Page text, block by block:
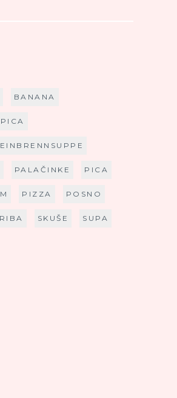
BANANA
EINBRENNSUPPE
PALAČINKE PICA
PIZZA POSNO
SKUŠE SUPA